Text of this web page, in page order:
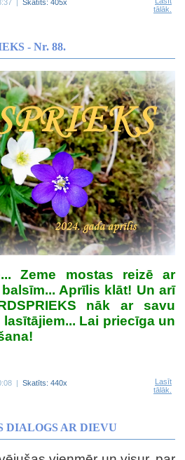
| Skatīts: 405x
tālāk.
- Nr. 88.
Zeme mostas reizē ar
Aprīlis klāt! Un arī
nāk ar savu
lasītājiem... Lai priecīga un
| Skatīts: 440x
Lasīt
tālāk.
DIALOGS AR DIEVU